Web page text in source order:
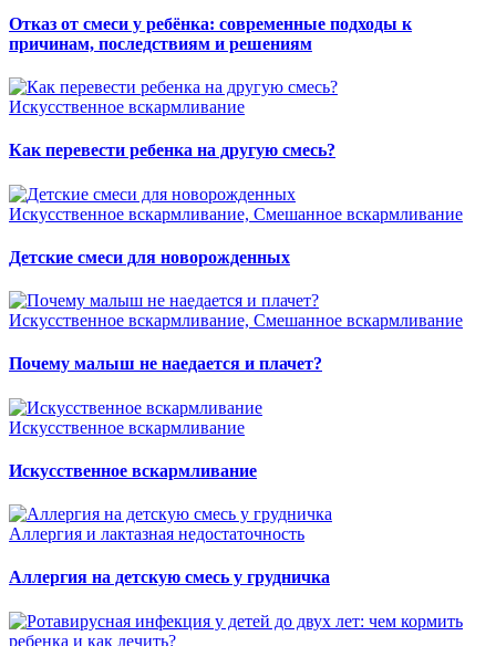
Отказ от смеси у ребёнка: современные подходы к
причинам, последствиям и решениям
Искусственное вскармливание
Как перевести ребенка на другую смесь?
Искусственное вскармливание, Смешанное вскармливание
Детские смеси для новорожденных
Искусственное вскармливание, Смешанное вскармливание
Почему малыш не наедается и плачет?
Искусственное вскармливание
Искусственное вскармливание
Аллергия и лактазная недостаточность
Аллергия на детскую смесь у грудничка